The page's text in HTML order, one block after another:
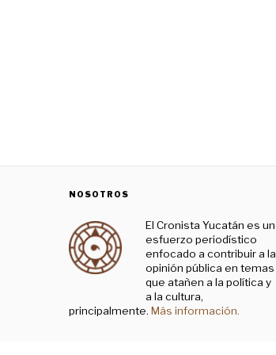
NOSOTROS
El Cronista Yucatán es un
esfuerzo periodístico
enfocado a contribuir a la
opinión pública en temas
que atañen a la política y
a la cultura,
principalmente. Más información.